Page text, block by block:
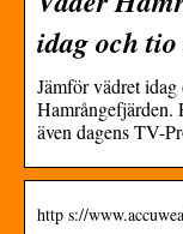
idag och
Jämför vädret
Hamrångefjärden.
även dagens TV-
http s://